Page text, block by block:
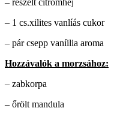
– 1 cs.xilites vanlíás cukor
– pár csepp vaníilia aroma
Hozzávalók a morzsához:
– zabkorpa
– őrölt mandula